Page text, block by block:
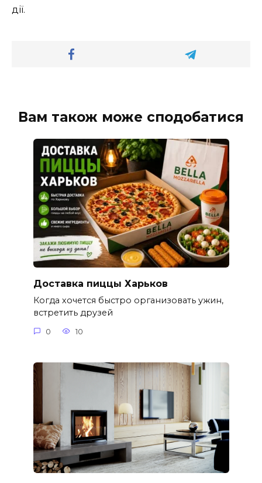
дії.
Вам також може сподобатися
Доставка пиццы Харьков
Когда хочется быстро организовать ужин,
встретить друзей
0 10